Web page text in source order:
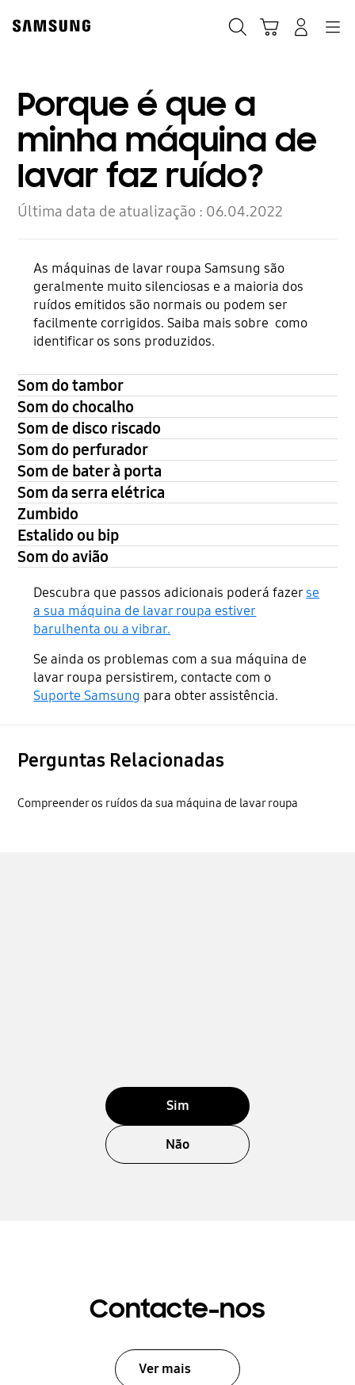
content
accessibility
Porque é que a
minha máquina de
lavar faz ruído?
Última data de atualização : 06.04.2022
As máquinas de lavar roupa Samsung são
geralmente muito silenciosas e a maioria dos
ruídos emitidos são normais ou podem ser
facilmente corrigidos. Saiba mais sobre como
identificar os sons produzidos.
Som do tambor
Som do chocalho
Som de disco riscado
Som do perfurador
Som de bater à porta
Som da serra elétrica
Zumbido
Estalido ou bip
Som do avião
Descubra que passos adicionais poderá fazerse
a sua máquina de lavar roupa estiver
barulhenta ou a vibrar.
Se ainda os problemas com a sua máquina de
lavar roupa persistirem, contacte com o
Suporte Samsung para obter assistência.
Perguntas Relacionadas
Compreender os ruídos da sua máquina de lavar roupa
Sim
Não
Contacte-nos
Ver mais